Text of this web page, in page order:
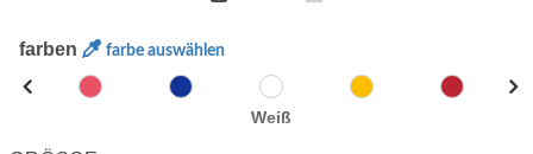
farben farbe auswählen
Weiß